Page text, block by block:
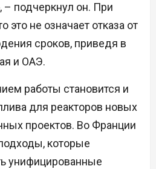
– подчеркнул он. При
это не означает отказа от
сроков, приведя в
и ОАЭ.
работы становится и
для реакторов новых
проектов. Во Франции
которые
унифицированные